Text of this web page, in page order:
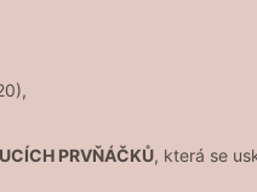
PRVŇÁČKŮ, která se